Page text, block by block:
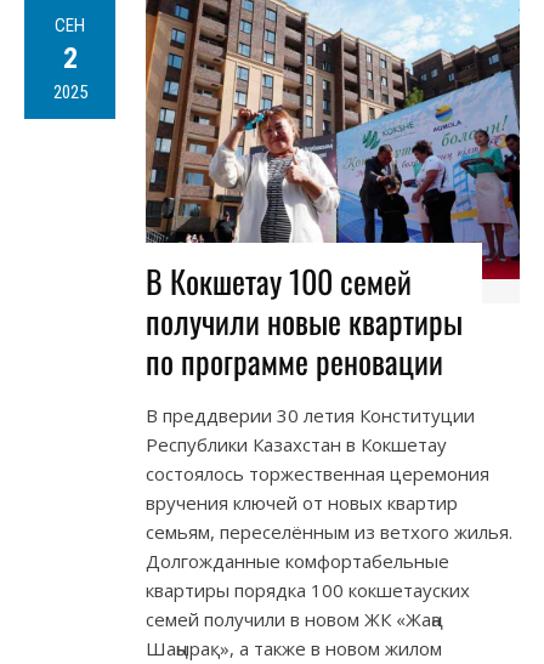
СЕН
2
2025
В Кокшетау 100 семей
получили новые квартиры
по программе реновации
В преддверии 30 летия Конституции
Республики Казахстан в Кокшетау
состоялось торжественная церемония
вручения ключей от новых квартир
семьям, переселённым из ветхого жилья.
Долгожданные комфортабельные
квартиры порядка 100 кокшетауских
семей получили в новом ЖК «Жаңа
Шаңырақ», а также в новом жилом